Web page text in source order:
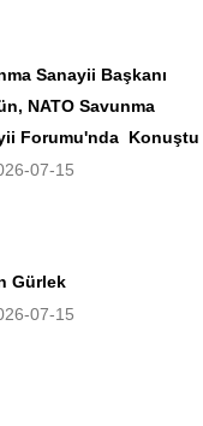
Sanayii Başkanı
NATO Savunma
Forumu'nda Konuştu
07-15
Gürlek
07-15